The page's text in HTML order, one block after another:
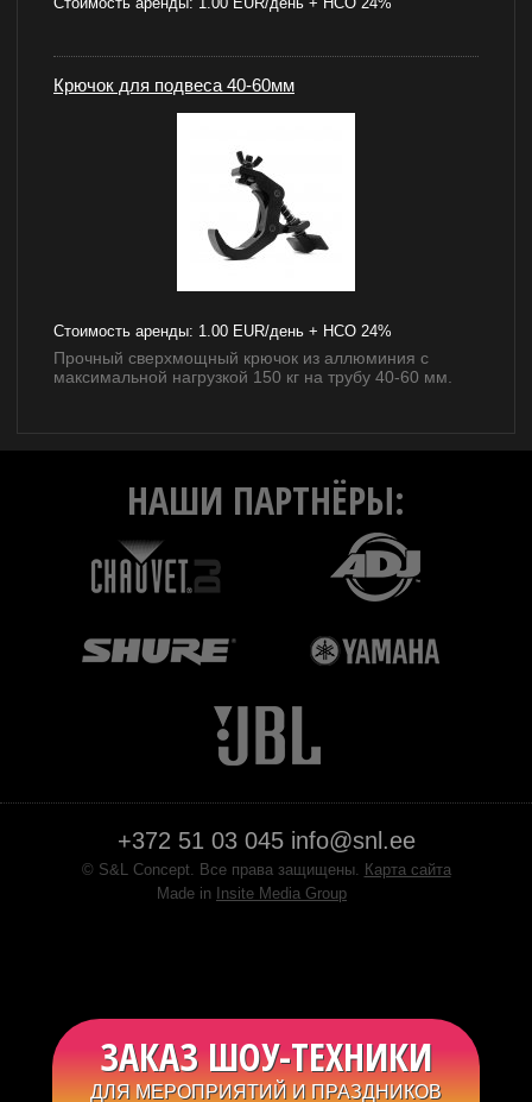
Стоимость аренды: 1.00 EUR/день + НСО 24%
Крючок для подвеса 40-60мм
Стоимость аренды: 1.00 EUR/день + НСО 24%
Прочный сверхмощный крючок из аллюминия с
максимальной нагрузкой 150 кг на трубу 40-60 мм.
НАШИ ПАРТНЁРЫ:
+372 51 03 045 info@snl.ee
© S&L Concept. Все права защищены. Карта сайта
Made in
Insite Media Group
ЗАКАЗ ШОУ-ТЕХНИКИ
ДЛЯ МЕРОПРИЯТИЙ И ПРАЗДНИКОВ